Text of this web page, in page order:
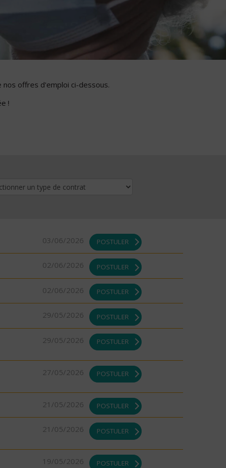
nos offres d'emploi ci-dessous.
!
03/06/2026 POSTULER
02/06/2026 POSTULER
02/06/2026 POSTULER
29/05/2026 POSTULER
29/05/2026 POSTULER
27/05/2026 POSTULER
21/05/2026 POSTULER
21/05/2026 POSTULER
19/05/2026 POSTULER